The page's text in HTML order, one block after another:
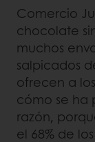
Comercio
chocolate
muchos
salpicados
ofrecen a
cómo se ha
razón,
el 68% de